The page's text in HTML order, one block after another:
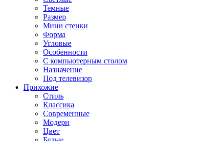
Темные
Размер
Мини стенки
Форма
Угловые
Особенности
С компьютерным столом
Назначение
Под телевизор
Прихожие
Стиль
Классика
Современные
Модерн
Цвет